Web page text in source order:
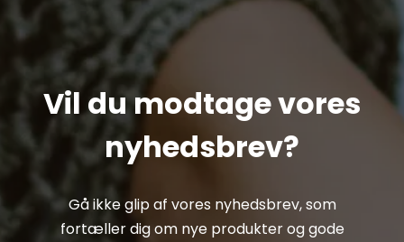
Vil du modtage vores
nyhedsbrev?
Gå ikke glip af vores nyhedsbrev, som
fortæller dig om nye produkter og gode